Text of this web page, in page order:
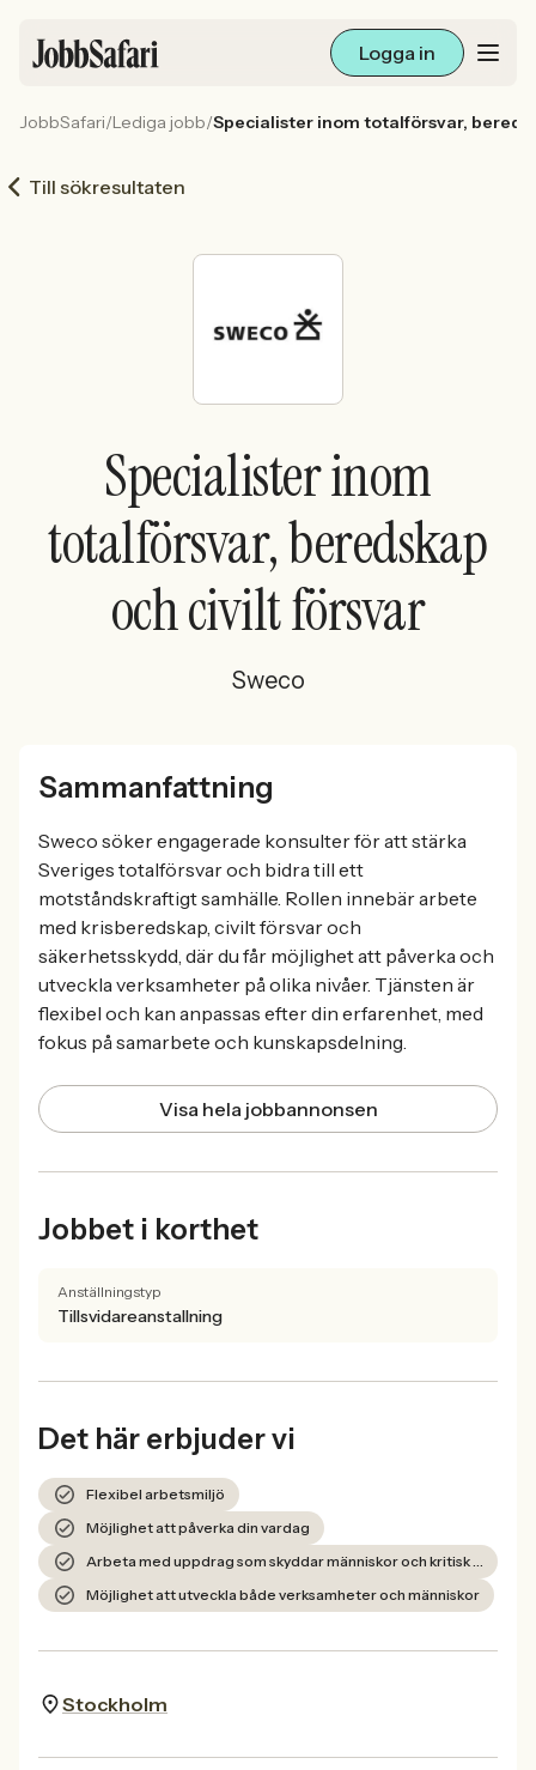
Logga in
Arbetsliv och karriär
För arbetsgivare
Sök med AI
Ny här? Skapa konto
JobbSafari/Lediga jobb/Specialister inom totalförsvar,
Till sökresultaten
Specialister inom
totalförsvar, beredskap
och civilt försvar
Sweco
Sammanfattning
Sweco söker engagerade konsulter för att stärka
Sveriges totalförsvar och bidra till ett
motståndskraftigt samhälle. Rollen innebär arbete
med krisberedskap, civilt försvar och
säkerhetsskydd, där du får möjlighet att påverka och
utveckla verksamheter på olika nivåer. Tjänsten är
flexibel och kan anpassas efter din erfarenhet, med
fokus på samarbete och kunskapsdelning.
Visa hela jobbannonsen
Jobbet i korthet
Anställningstyp
Tillsvidareanstallning
Det här erbjuder vi
Flexibel arbetsmiljö
Möjlighet att påverka din vardag
Arbeta med uppdrag som skyddar människor och kritisk infrastruktur
Möjlighet att utveckla både verksamheter och människor
Stockholm